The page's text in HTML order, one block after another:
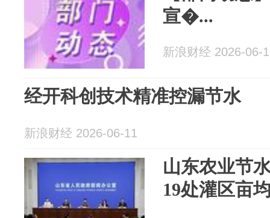
宣�...
新浪财经 2026-06-
经开科创技术精准控漏节水
新浪财经 2026-06-11
山东农业节
19处灌区亩